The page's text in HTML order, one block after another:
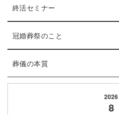
数
終活セミナー
ン
ト
リ
数
冠婚葬祭のこと
ン
リ
葬儀の本質エ
ン
件
2026
8